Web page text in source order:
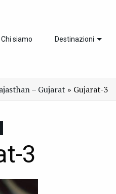
Chi siamo Destinazioni
– Gujarat » Gujarat-3
3